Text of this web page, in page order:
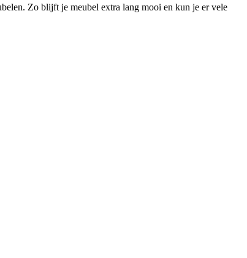
Zo blijft je meubel extra lang mooi en kun je er vele